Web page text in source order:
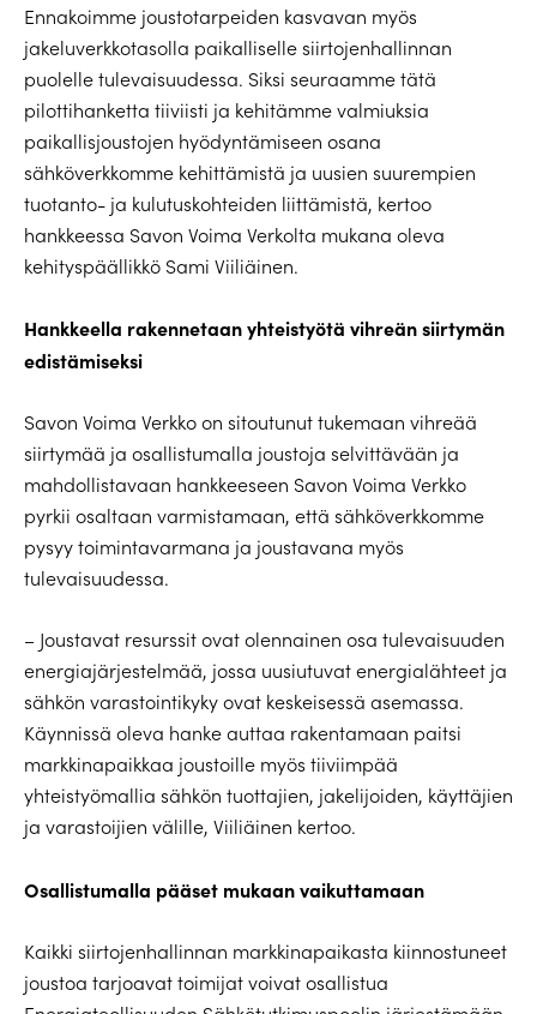
Ennakoimme joustotarpeiden kasvavan myös
jakeluverkkotasolla paikalliselle siirtojenhallinnan
puolelle tulevaisuudessa. Siksi seuraamme tätä
pilottihanketta tiiviisti ja kehitämme valmiuksia
paikallisjoustojen hyödyntämiseen osana
sähköverkkomme kehittämistä ja uusien suurempien
tuotanto- ja kulutuskohteiden liittämistä, kertoo
hankkeessa Savon Voima Verkolta mukana oleva
kehityspäällikkö Sami Viiliäinen.
Hankkeella rakennetaan yhteistyötä vihreän siirtymän
edistämiseksi
Savon Voima Verkko on sitoutunut tukemaan vihreää
siirtymää ja osallistumalla joustoja selvittävään ja
mahdollistavaan hankkeeseen Savon Voima Verkko
pyrkii osaltaan varmistamaan, että sähköverkkomme
pysyy toimintavarmana ja joustavana myös
tulevaisuudessa.
– Joustavat resurssit ovat olennainen osa tulevaisuuden
energiajärjestelmää, jossa uusiutuvat energialähteet ja
sähkön varastointikyky ovat keskeisessä asemassa.
Käynnissä oleva hanke auttaa rakentamaan paitsi
markkinapaikkaa joustoille myös tiiviimpää
yhteistyömallia sähkön tuottajien, jakelijoiden, käyttäjien
ja varastoijien välille, Viiliäinen kertoo.
Osallistumalla pääset mukaan vaikuttamaan
Kaikki siirtojenhallinnan markkinapaikasta kiinnostuneet
joustoa tarjoavat toimijat voivat osallistua